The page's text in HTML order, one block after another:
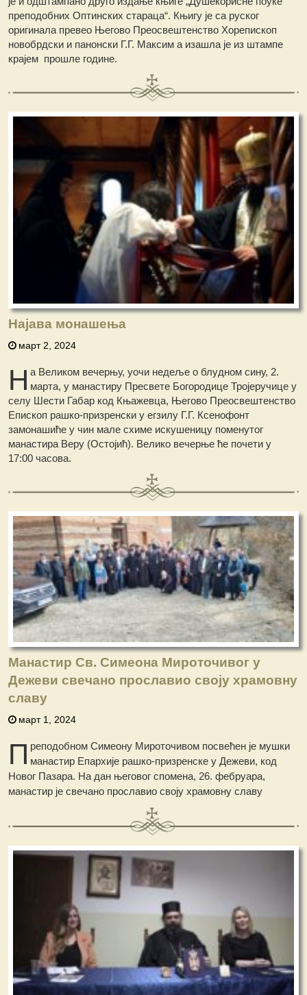
преподобних Оптинских стараца“. Књигу је са руског
оригинала превео Његово Преосвештенство Хорепископ
новобрдски и панонски Г.Г. Максим а изашла је из штампе
крајем прошле године.
Најава монашења
март 2, 2024
Н а Великом вечерњу, уочи недеље о блудном сину, 2.
марта, у манастиру Пресвете Богородице Тројеручице у
селу Шести Габар код Књажевца, Његово Преосвештенство
Епископ рашко-призренски у егзилу Г.Г. Ксенофонт
замонашиће у чин мале схиме искушеницу поменутог
манастира Веру (Остојић). Велико вечерње ће почети у
17:00 часова.
Манастир Св. Симеона Мироточивог у
Дежеви свечано прославио своју храмовну
славу
март 1, 2024
П реподобном Симеону Мироточивом посвећен је мушки
манастир Епархије рашко-призренске у Дежеви, код
Новог Пазара. На дан његовог спомена, 26. фебруара,
манастир је свечано прославио своју храмовну славу